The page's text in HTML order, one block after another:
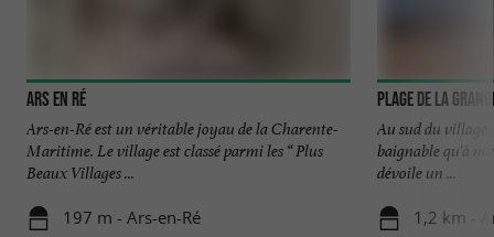
Ars en Ré
Ars-en-Ré est un véritable joyau de la Charente-
Maritime. Le village est classé parmi les “ Plus
Beaux Villages ...
197 m - Ars-en-Ré
Plage de la
Au sud du village,
baignable qu'à
dévoile un ...
1,2 km -